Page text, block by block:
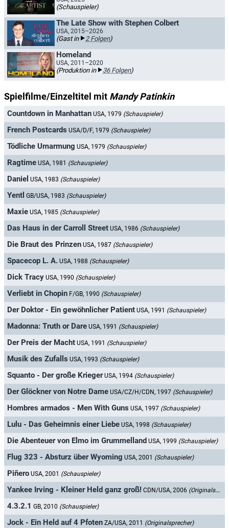
(Schauspieler)
The Late Show with Stephen Colbert
USA, 2015–2026
(Gast in 2 Folgen)
Homeland
USA, 2011–2020
(Produktion in 36 Folgen)
Spielfilme/Einzeltitel mit Mandy Patinkin
Countdown in Manhattan USA, 1979 (Schauspieler)
French Postcards USA/D/F, 1979 (Schauspieler)
Tödliche Umarmung USA, 1979 (Schauspieler)
Ragtime USA, 1981 (Schauspieler)
Daniel USA, 1983 (Schauspieler)
Yentl GB/USA, 1983 (Schauspieler)
Maxie USA, 1985 (Schauspieler)
Das Haus in der Carroll Street USA, 1986 (Schauspieler)
Die Braut des Prinzen USA, 1987 (Schauspieler)
Spacecop L. A. USA, 1988 (Schauspieler)
Dick Tracy USA, 1990 (Schauspieler)
Verliebt in Chopin F/GB, 1990 (Schauspieler)
Der Doktor - Ein gewöhnlicher Patient USA, 1991 (Schauspieler)
Madonna: Truth or Dare USA, 1991 (Schauspieler)
Der Preis der Macht USA, 1991 (Schauspieler)
Musik des Zufalls USA, 1993 (Schauspieler)
Squanto - Der große Krieger USA, 1994 (Schauspieler)
Der Glöckner von Notre Dame USA/CZ/H/CDN, 1997 (Schauspieler)
Hombres armados - Men With Guns USA, 1997 (Schauspieler)
Lulu - Das Geheimnis einer Liebe USA, 1998 (Schauspieler)
Die Abenteuer von Elmo im Grummelland USA, 1999 (Schauspieler)
Flug 323 - Absturz über Wyoming USA, 2001 (Schauspieler)
Piñero USA, 2001 (Schauspieler)
Yankee Irving - Kleiner Held ganz groß! CDN/USA, 2006 (Originalsprecher)
4.3.2.1 GB, 2010 (Schauspieler)
Jock - Ein Held auf 4 Pfoten ZA/USA, 2011 (Originalsprecher)